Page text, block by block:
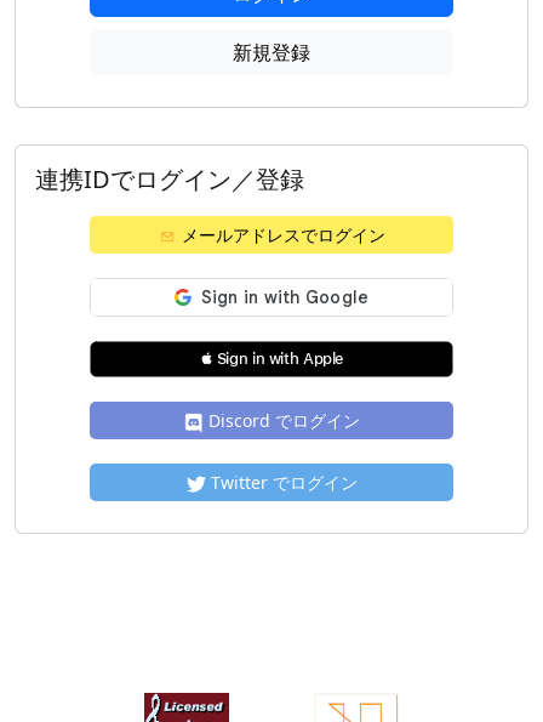
新規登録
連携IDでログイン／登録
メールアドレスでログイン
 Sign in with Apple
Discord でログイン
Twitter でログイン